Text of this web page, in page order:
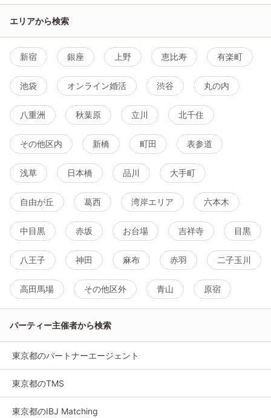
エリアから検索
新宿 銀座 上野 恵比寿 有楽町
池袋 オンライン婚活 渋谷 丸の内
八重洲 秋葉原 立川 北千住
その他区内 新橋 町田 表参道
浅草 日本橋 品川 大手町
自由が丘 葛西 湾岸エリア 六本木
中目黒 赤坂 お台場 吉祥寺 目黒
八王子 神田 麻布 赤羽 二子玉川
高田馬場 その他区外 青山 原宿
パーティー主催者から検索
東京都のパートナーエージェント
東京都のTMS
東京都のIBJ Matching